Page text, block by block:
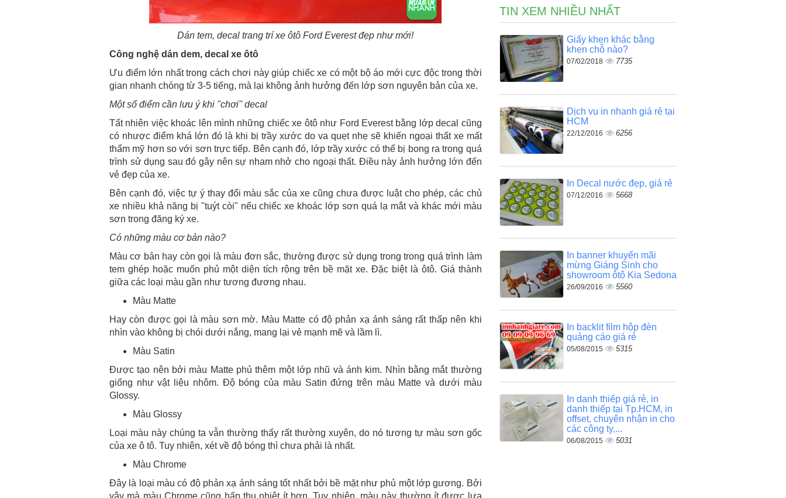
Dán tem, decal trang trí xe ôtô Ford Everest đẹp như mới!
Công nghệ dán dem, decal xe ôtô
Ưu điểm lớn nhất trong cách chơi này giúp chiếc xe có một bộ áo mới cực độc trong thời
gian nhanh chóng từ 3-5 tiếng, mà lại không ảnh hưởng đến lớp sơn nguyên bản của xe.
Một số điểm cần lưu ý khi "chơi" decal
Tất nhiên việc khoác lên mình những chiếc xe ôtô như Ford Everest bằng lớp decal cũng
có nhược điểm khá lớn đó là khi bị trầy xước do va quẹt nhẹ sẽ khiến ngoại thất xe mất
thẩm mỹ hơn so với sơn trực tiếp. Bên cạnh đó, lớp trầy xước có thể bị bong ra trong quá
trình sử dụng sau đó gây nên sự nham nhở cho ngoại thất. Điều này ảnh hưởng lớn đến
vẻ đẹp của xe.
Bên cạnh đó, việc tự ý thay đổi màu sắc của xe cũng chưa được luật cho phép, các chủ
xe nhiều khả năng bị "tuýt còi" nếu chiếc xe khoác lớp sơn quá lạ mắt và khác mới màu
sơn trong đăng ký xe.
Có những màu cơ bản nào?
Màu cơ bản hay còn gọi là màu đơn sắc, thường được sử dụng trong trong quá trình làm
tem ghép hoặc muốn phủ một diện tích rộng trên bề mặt xe. Đặc biệt là ôtô. Giá thành
giữa các loại màu gần như tương đương nhau.
Màu Matte
Hay còn được gọi là màu sơn mờ. Màu Matte có độ phản xạ ánh sáng rất thấp nên khi
nhìn vào không bị chói dưới nắng, mang lại vẻ mạnh mẽ và lầm lì.
Màu Satin
Được tạo nên bởi màu Matte phủ thêm một lớp nhũ và ánh kim. Nhìn bằng mắt thường
giống như vật liệu nhôm. Độ bóng của màu Satin đứng trên màu Matte và dưới màu
Glossy.
Màu Glossy
Loại màu này chúng ta vẫn thường thấy rất thường xuyên, do nó tương tự màu sơn gốc
của xe ô tô. Tuy nhiên, xét về độ bóng thì chưa phải là nhất.
Màu Chrome
Đây là loại màu có độ phản xạ ánh sáng tốt nhất bởi bề mặt như phủ một lớp gương. Bởi
vậy mà màu Chrome cũng hấp thụ nhiệt ít hơn. Tuy nhiên, màu này thường ít được lựa
TIN XEM NHIỀU NHẤT
Giấy khen khác bằng
khen chỗ nào?
07/02/2018 7735
Dịch vụ in nhanh giá rẻ tại
HCM
22/12/2016 6256
In Decal nước đẹp, giá rẻ
07/12/2016 5668
In banner khuyến mãi
mừng Giáng Sinh cho
showroom ôtô Kia Sedona
26/09/2016 5560
In backlit film hộp đèn
quảng cáo giá rẻ
05/08/2015 5315
In danh thiếp giá rẻ, in
danh thiếp tại Tp.HCM, in
offset, chuyên nhận in cho
các công ty,...
06/08/2015 5031